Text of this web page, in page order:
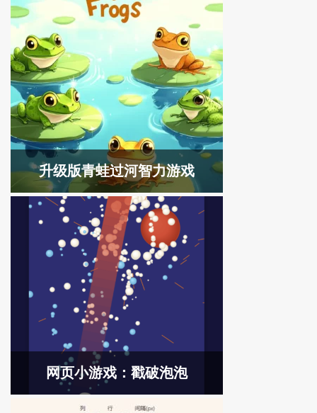
升级版青蛙过河智力游戏
网页小游戏：戳破泡泡